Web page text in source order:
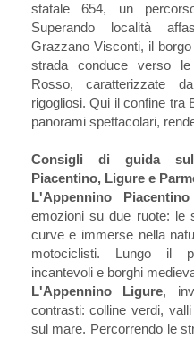
statale 654, un
Superando località
Grazzano Visconti, il
strada conduce verso
Rosso, caratterizzate
rigogliosi. Qui il confine tra
panorami spettacolari,
Consigli di guida
Piacentino, Ligure e
L'Appennino Piacentino
emozioni su due ruote: le
curve e immerse nella
motociclisti. Lungo il
incantevoli e borghi
L'Appennino Ligure,
contrasti: colline verdi,
sul mare. Percorrendo le